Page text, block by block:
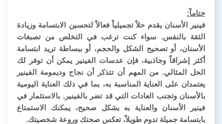
ختاماً:
فينير الأسنان يقدم حلاً تجميلياً فعالاً لتحسين الابتسامة وزيادة
الثقة بالنفس. سواء كنت ترغب في التخلص من تصبغات
الأسنان، أو تصحيح الشكل والحجم، أو ببساطة تريد ابتسامة
أكثر إشراقاً وجاذبية، فإن عدسات الفينير يمكن أن توفر لك
الحل المثالي. من المهم أن تتذكر أن نجاح وديمومة الفينير
يعتمدان على العناية المناسبة به، بما في ذلك العناية اليومية
بالأسنان وتجنب العادات التي قد تضر بالفينير. بالاستثمار في
فينير الأسنان والعناية به بشكل صحيح، يمكنك الاستمتاع
بابتسامة جميلة تدوم طويلاً، تعكس صحتك وروعة شخصيتك.